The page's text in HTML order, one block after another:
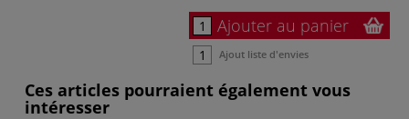
Ajouter au panier
Ajout liste d'envies
Ces articles pourraient également vous
intéresser